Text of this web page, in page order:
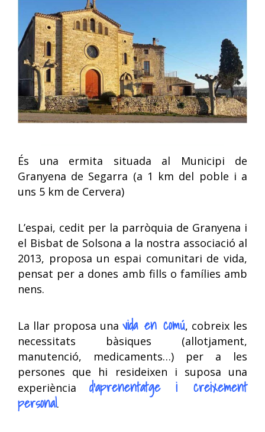
És una ermita situada al Municipi de
Granyena de Segarra (a 1 km del poble i a
uns 5 km de Cervera)
L’espai, cedit per la parròquia de Granyena i
el Bisbat de Solsona a la nostra associació al
2013, proposa un espai comunitari de vida,
pensat per a dones amb fills o famílies amb
nens.
La llar proposa una vida en comú, cobreix les
necessitats bàsiques (allotjament,
manutenció, medicaments…) per a les
persones que hi resideixen i suposa una
experiència d’aprenentatge i creixement
personal.